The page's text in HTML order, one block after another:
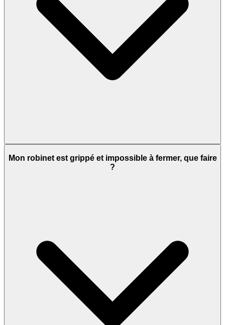
Mon robinet est grippé et impossible à fermer, que faire
?